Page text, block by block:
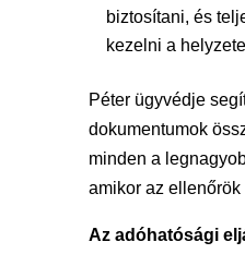
biztosítani, és
kezelni a
Péter ügyvédje
dokumentumok
minden a
amikor az ellenőrök
Az adóhatósági